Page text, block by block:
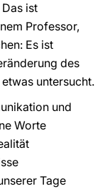
ist
Professor,
Es ist
des
untersucht.
und
Worte
Tage